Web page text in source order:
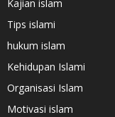
Kajian islam
Tips islami
hukum islam
Kehidupan Islami
Organisasi Islam
Motivasi islam